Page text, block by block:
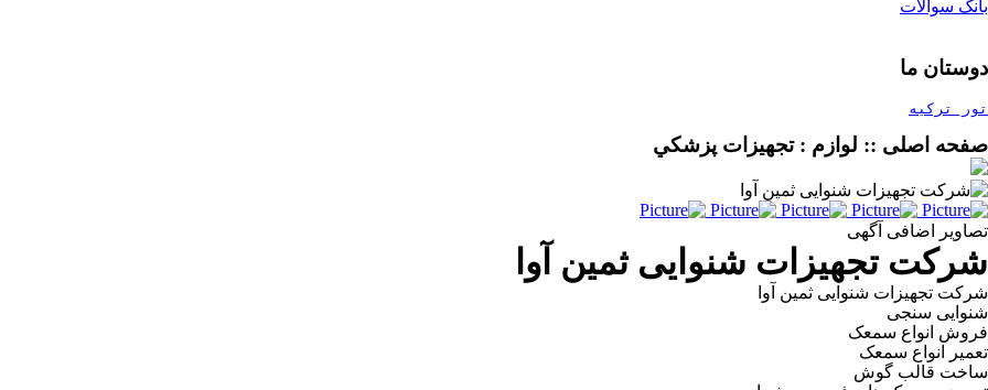
بانک سوالات
دوستان ما
تور ترکیه
صفحه اصلی :: لوازم : تجهيزات پزشكي
تصاویر اضافی آگهی
شرکت تجهیزات شنوایی ثمین آوا
شرکت تجهیزات شنوایی ثمین آوا
شنوایی سنجی
فروش انواع سمعک
تعمیر انواع سمعک
ساخت قالب گوش